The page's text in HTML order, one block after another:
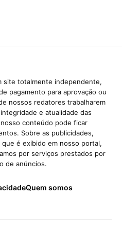
site totalmente independente,
pagamento para aprovação ou
nossos redatores trabalharem
e atualidade das
conteúdo pode ficar
Sobre as publicidades,
é exibido em nosso portal,
por serviços prestados por
de anúncios.
Quem somos